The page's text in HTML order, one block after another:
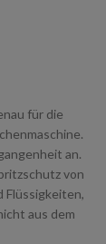
für die
an.
von
Flüssigkeiten,
aus dem